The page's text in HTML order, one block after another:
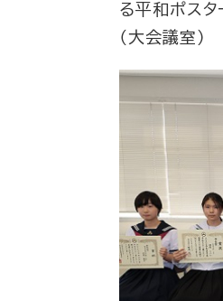
る平和ポスタ
（大会議室）